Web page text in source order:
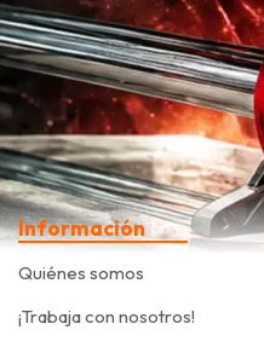
Información
Quiénes somos
¡Trabaja con nosotros!